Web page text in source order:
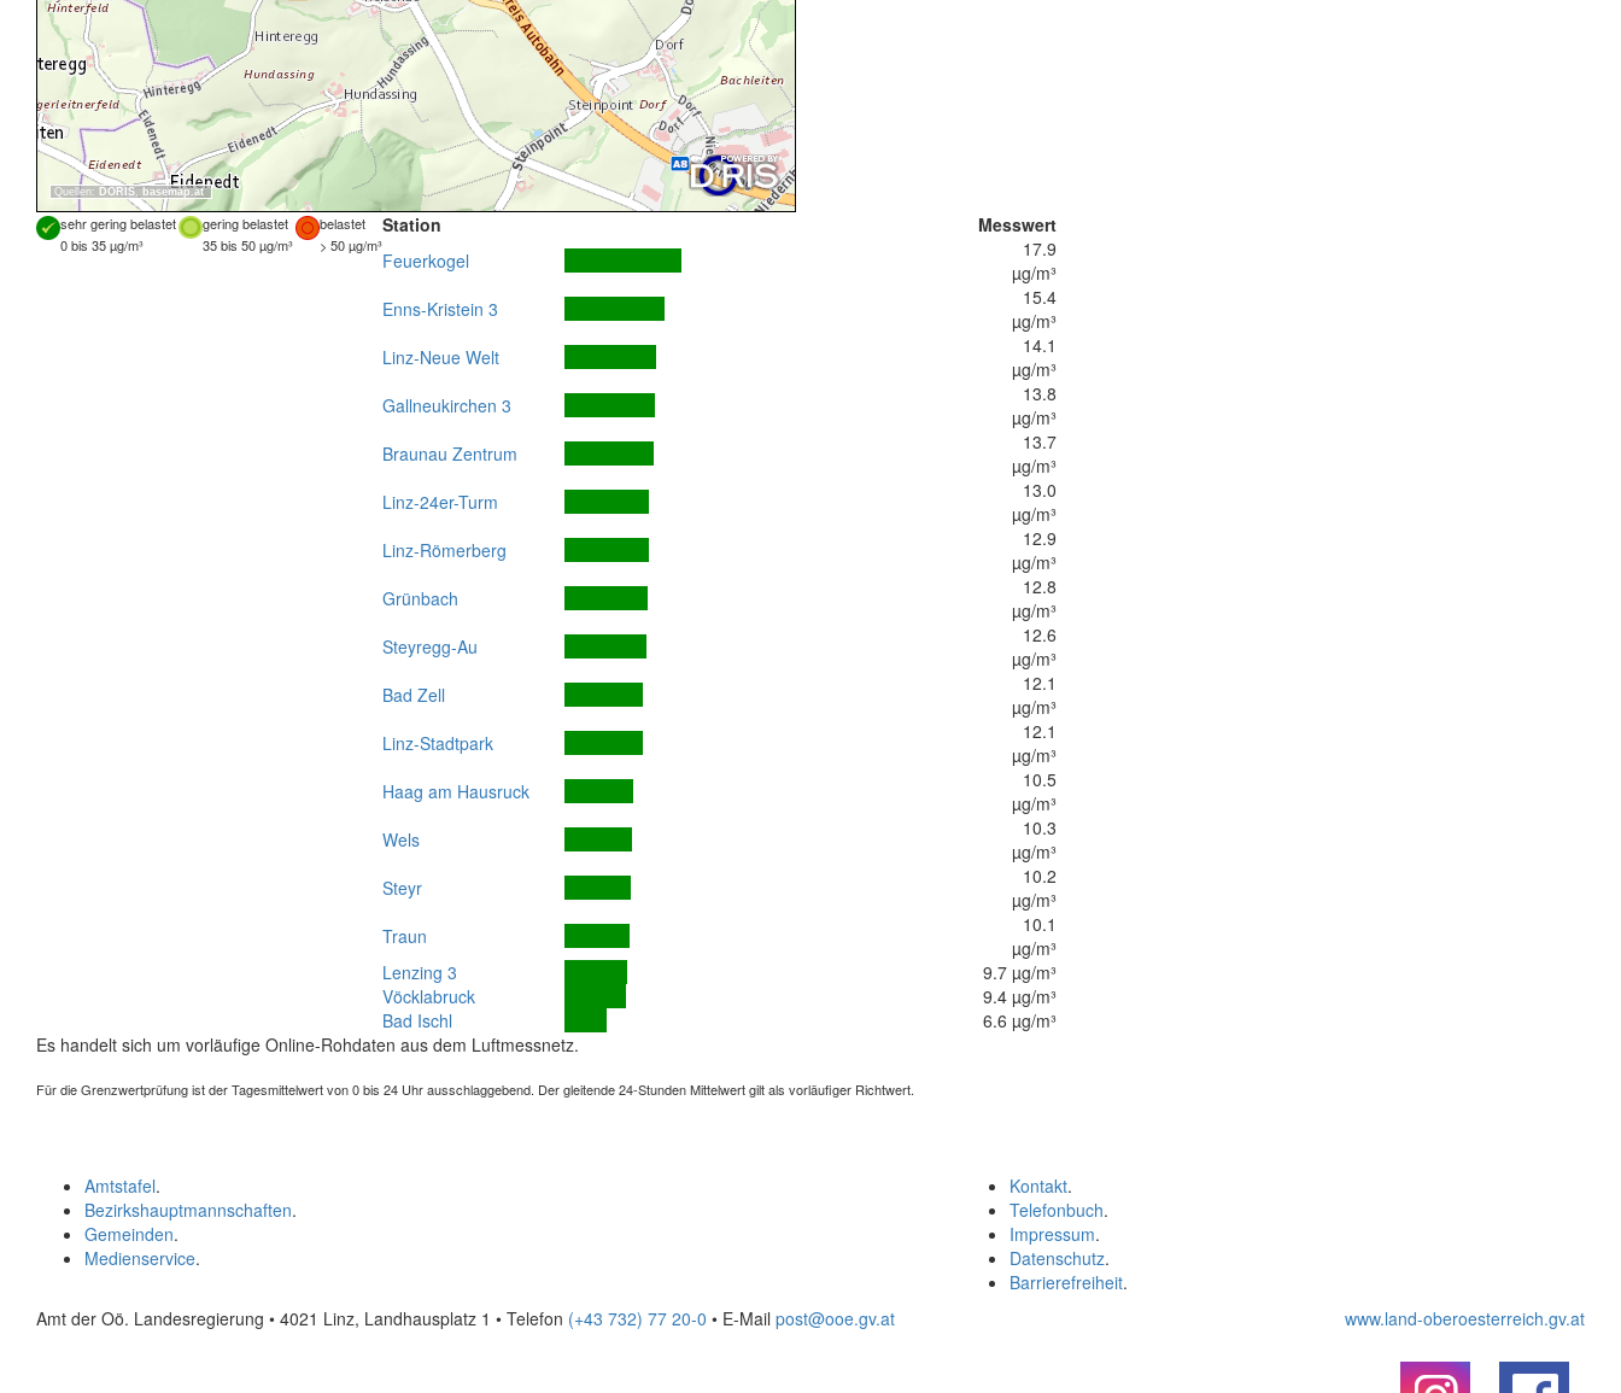
Quellen: DORIS, basemap.at
sehr gering belastet gering belastet
belastet
0 bis 35 µg/m³
35 bis 50 µg/m³ > 50 µg/m³
Station
Messwert
Feuerkogel
17.9
µg/m³
Enns-Kristein 3
15.4
µg/m³
Linz-Neue Welt
14.1
µg/m³
Gallneukirchen 3
13.8
µg/m³
Braunau Zentrum
13.7
µg/m³
Linz-24er-Turm
13.0
µg/m³
Linz-Römerberg
12.9
µg/m³
Grünbach
12.8
µg/m³
Steyregg-Au
12.6
µg/m³
Bad Zell
12.1
µg/m³
Linz-Stadtpark
12.1
µg/m³
Haag am Hausruck
10.5
µg/m³
Wels
10.3
µg/m³
Steyr
10.2
µg/m³
Traun
10.1
µg/m³
Lenzing 3
9.7 µg/m³
Vöcklabruck
9.4 µg/m³
Bad Ischl
6.6 µg/m³
Es handelt sich um vorläufige Online-Rohdaten aus dem Luftmessnetz.
Für die Grenzwertprüfung ist der Tagesmittelwert von 0 bis 24 Uhr ausschlaggebend. Der gleitende 24-Stunden Mittelwert gilt als vorläufiger Richtwert.
Kontakt.
Telefonbuch.
Impressum.
Datenschutz.
Barrierefreiheit.
Amtstafel.
Bezirkshauptmannschaften.
Gemeinden.
Medienservice.
Amt der Oö. Landesregierung • 4021 Linz, Landhausplatz 1 • Telefon (+43 732) 77 20-0 • E-Mail post@ooe.gv.at www.land-oberoesterreich.gv.at